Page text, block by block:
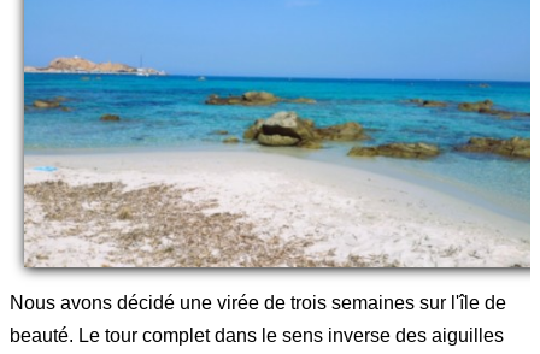
Divers
Nous avons décidé une virée de trois semaines sur l'île de
beauté. Le tour complet dans le sens inverse des aiguilles